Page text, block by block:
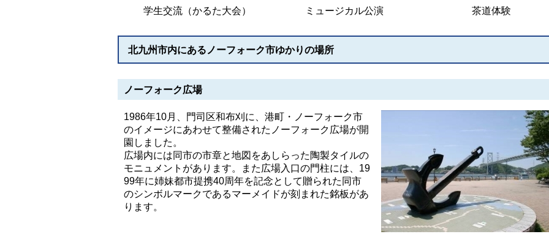
学生交流（かるた大会） ミュージカル公演 茶道体験
北九州市内にあるノーフォーク市ゆかりの場所
ノーフォーク広場
1986年10月、門司区和布刈に、港町・ノーフォーク市
のイメージにあわせて整備されたノーフォーク広場が開
園しました。
広場内には同市の市章と地図をあしらった陶製タイルの
モニュメントがあります。また広場入口の門柱には、19
99年に姉妹都市提携40周年を記念として贈られた同市
のシンボルマークであるマーメイドが刻まれた銘板があ
ります。